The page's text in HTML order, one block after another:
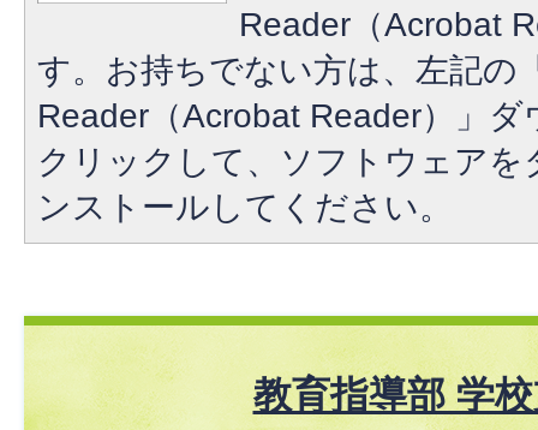
Reader（Acrobat
す。お持ちでない方は、左記の
Reader（Acrobat Reader）」
クリックして、ソフトウェア
ンストールしてください。
教育指導部 学